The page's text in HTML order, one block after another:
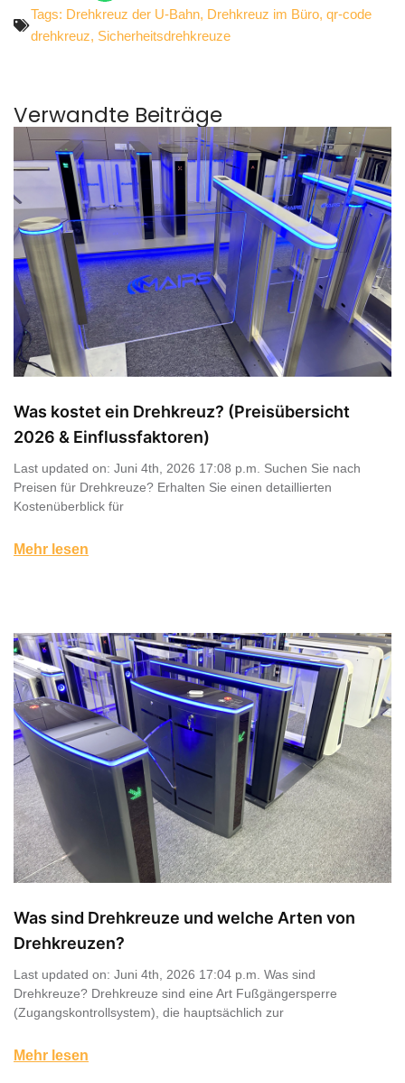
Tags: Drehkreuz der U-Bahn, Drehkreuz im Büro, qr-code
drehkreuz, Sicherheitsdrehkreuze
Verwandte Beiträge
Was kostet ein Drehkreuz? (Preisübersicht
2026 & Einflussfaktoren)
Last updated on: Juni 4th, 2026 17:08 p.m. Suchen Sie nach
Preisen für Drehkreuze? Erhalten Sie einen detaillierten
Kostenüberblick für
Mehr lesen
Was sind Drehkreuze und welche Arten von
Drehkreuzen?
Last updated on: Juni 4th, 2026 17:04 p.m. Was sind
Drehkreuze? Drehkreuze sind eine Art Fußgängersperre
(Zugangskontrollsystem), die hauptsächlich zur
Mehr lesen